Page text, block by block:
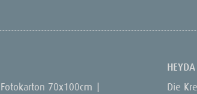
Fotokarton 70x100cm
Die